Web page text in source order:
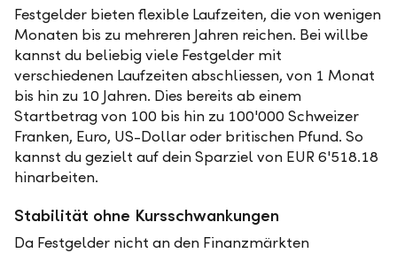
Festgelder bieten flexible Laufzeiten, die von wenigen
Monaten bis zu mehreren Jahren reichen. Bei willbe
kannst du beliebig viele Festgelder mit
verschiedenen Laufzeiten abschliessen, von 1 Monat
bis hin zu 10 Jahren. Dies bereits ab einem
Startbetrag von 100 bis hin zu 100'000 Schweizer
Franken, Euro, US-Dollar oder britischen Pfund. So
kannst du gezielt auf dein Sparziel von EUR 6'518.18
hinarbeiten.
Stabilität ohne Kursschwankungen
Da Festgelder nicht an den Finanzmärkten